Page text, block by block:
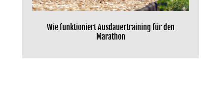
Wie funktioniert Ausdauertraining für den
Marathon